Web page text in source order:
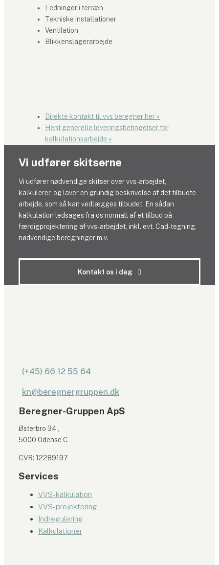
Ledninger i terræn
Tekniske installationer
Ventilation
Blikkenslagerarbejde
Direkte kontakt til vvs beregner her »​
Hent generelle leveringsbetingelser for
kalkulationsarbejde »​
Vi udfører skitserne
Vi udfører nødvendige skitser over vvs-arbejdet,
kalkulerer, og laver en grundig beskrivelse af det tilbudte
arbejde, som så kan vedlægges tilbudet. ​En sådan
kalkulation ledsages fra os normalt af et tilbud på
færdigprojektering af vvs-arbejdet, inkl. evt. Cad-tegning,
nødvendige beregninger m.v.
Kontakt os i dag
(+45) 66 12 55 64
kn@beregnergruppen.dk
​Beregner-Gruppen ApS
Østerbro 34 ,
5000 Odense C
​CVR: ​12289197
Services
VVS-kalkulation
VVS-projektering
Indregulering
Kalkulationer